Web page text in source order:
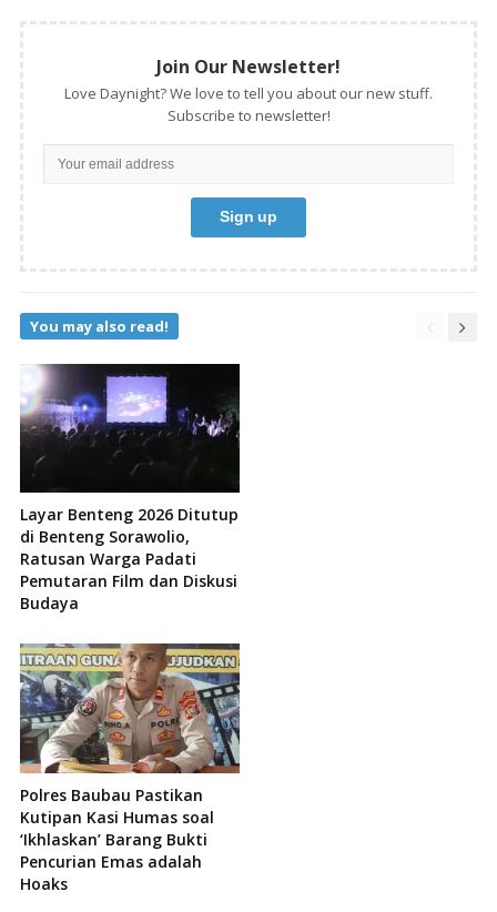
Join Our Newsletter!
Love Daynight? We love to tell you about our new stuff.
Subscribe to newsletter!
You may also read!
Layar Benteng 2026 Ditutup
di Benteng Sorawolio,
Ratusan Warga Padati
Pemutaran Film dan Diskusi
Budaya
Polres Baubau Pastikan
Kutipan Kasi Humas soal
‘Ikhlaskan’ Barang Bukti
Pencurian Emas adalah
Hoaks